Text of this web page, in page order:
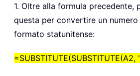
1. Oltre alla formula precedente,
questa per convertire un
formato statunitense:
=SUBSTITUTE(SUBSTITUTE(A2,